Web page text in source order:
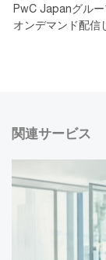
PwC Japanグル
オンデマンド配信
関連サービス